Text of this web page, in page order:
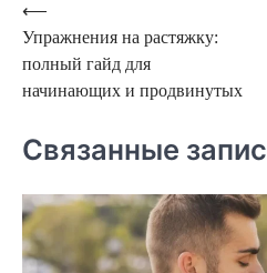
Навигация
по
записям
⟵
Упражнения на растяжку:
полный гайд для
начинающих и продвинутых
Связанные